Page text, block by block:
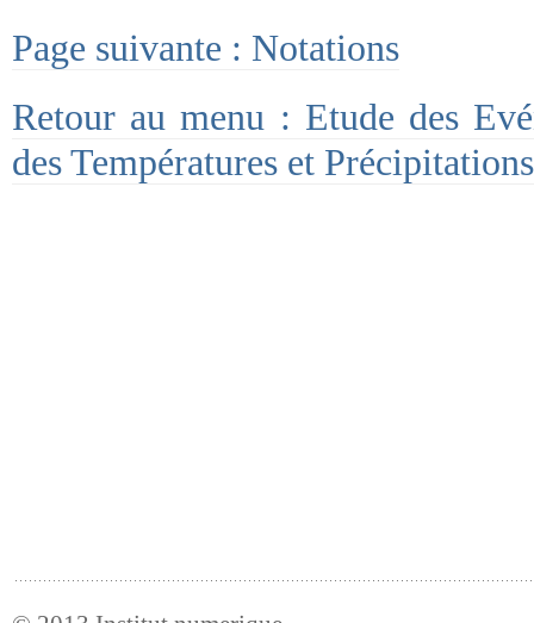
Page suivante : Notations
Retour au menu : Etude des
des Températures et